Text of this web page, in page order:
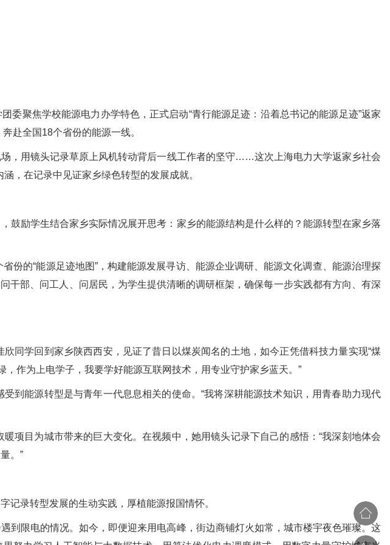
聚焦学校能源电力办学特色，正式启动“青行能源足迹：沿着总书记的能源足迹”返家
赴全国18个省份的能源一线。
用镜头记录草原上风机转动背后一线工作者的坚守……这次上海电力大学返家乡社会
，在记录中见证家乡绿色转型的发展成就。
励学生结合家乡实际情况展开思考：家乡的能源结构是什么样的？能源转型在家乡落
的“能源足迹地图”，构建能源发展寻访、能源企业调研、能源文化调查、能源治理探
干部、问工人、问居民，为学生提供清晰的调研框架，确保每一步实践都有方向、有深
学回到家乡陕西西安，见证了昔日以煤炭闻名的土地，如今正凭借科技力量实现“煤
作为上电学子，我要学好能源互联网技术，用专业守护家乡蓝天。”
能源转型是与青年一代息息相关的使命。“我将深耕能源技术知识，用青春助力现代
目为城市带来的巨大变化。在视频中，她用镜头记录下自己的感悟：“我深刻地体会
。”
录转型发展的生动实践，厚植能源报国情怀。
限电的情况。如今，即便迎来用电高峰，街边商铺灯火如常，城市楼宇夜色璀璨。这